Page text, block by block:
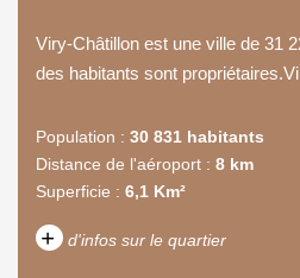
Viry-Châtillon est une ville de 31
des habitants sont
Population : 30 831 habitants
Distance de l'aéroport : 8 km
Superficie : 6,1 Km²
+ d'infos sur le quartier